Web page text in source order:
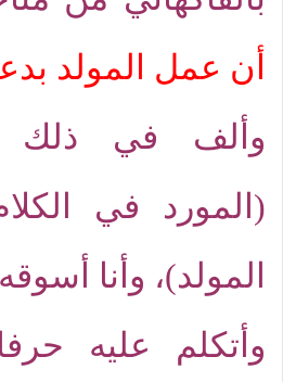
أن عمل المولد
وألف في ذلك
(المورد في
المولد)، وأنا
وأتكلم عليه